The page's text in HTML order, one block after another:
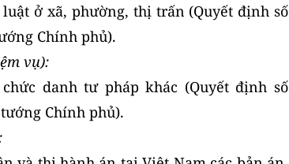
ở xã, phường, thị trấn (Quyết định số
Chính phủ).
vụ):
danh tư pháp khác (Quyết định số
tướng Chính phủ).